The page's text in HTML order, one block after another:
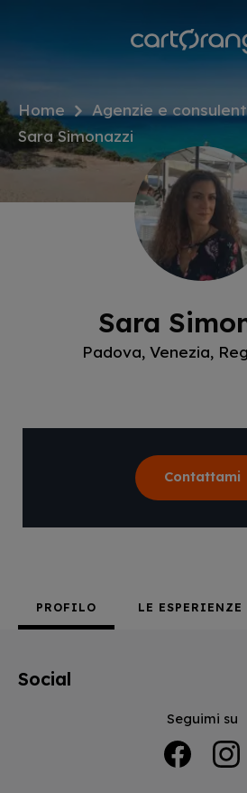
Home
Agenzie e
Sara Simonazzi
Sara
Padova, Venezia,
Contattami
PROFILO LE ESPERIENZE
Social
Seguimi su